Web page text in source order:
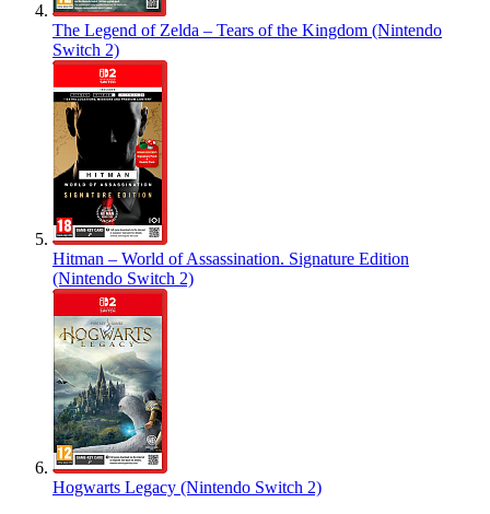
The Legend of Zelda – Tears of the Kingdom (Nintendo
Switch 2)
Hitman – World of Assassination. Signature Edition
(Nintendo Switch 2)
Hogwarts Legacy (Nintendo Switch 2)